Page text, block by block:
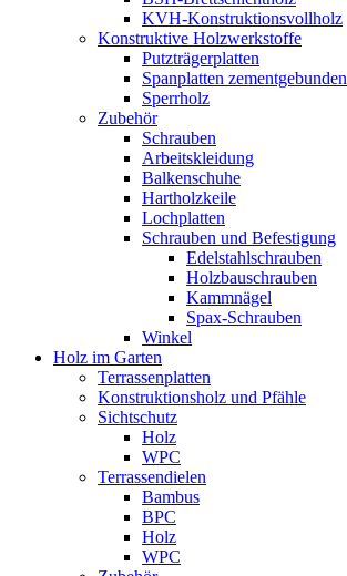
KVH-Konstruktionsvollholz
Konstruktive Holzwerkstoffe
Putzträgerplatten
Spanplatten zementgebunden
Sperrholz
Zubehör
Schrauben
Arbeitskleidung
Balkenschuhe
Hartholzkeile
Lochplatten
Schrauben und Befestigung
Edelstahlschrauben
Holzbauschrauben
Kammnägel
Spax-Schrauben
Winkel
Holz im Garten
Terrassenplatten
Konstruktionsholz und Pfähle
Sichtschutz
Holz
WPC
Terrassendielen
Bambus
BPC
Holz
WPC